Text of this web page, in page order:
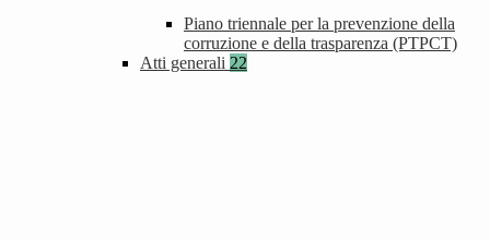
Piano triennale per la prevenzione della
corruzione e della trasparenza (PTPCT)
Atti generali 22